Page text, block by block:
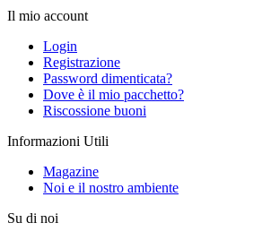
Il mio account
Login
Registrazione
Password dimenticata?
Dove è il mio pacchetto?
Riscossione buoni
Informazioni Utili
Magazine
Noi e il nostro ambiente
Su di noi